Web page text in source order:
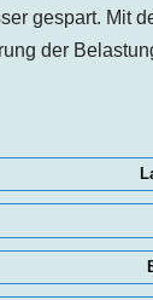
gespart. Mit
der